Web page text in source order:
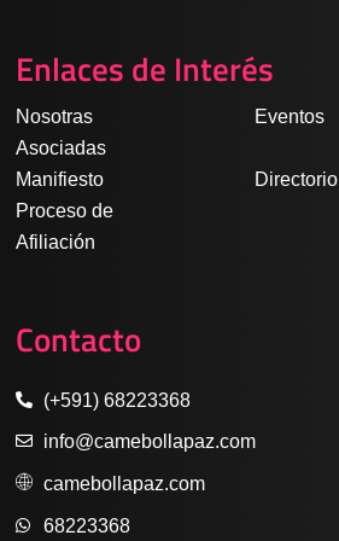
e
b
o
o
k
t
a
r
a
m
k
e
t
u
a
p
Enlaces de Interés
Nosotras
Eventos
Asociadas
Manifiesto
Directorio
Proceso de
Afiliación
Contacto
(+591) 68223368
info@camebollapaz.com
camebollapaz.com
68223368